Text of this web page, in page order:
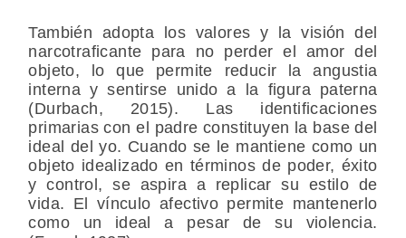
También adopta los valores y la visión del
narcotraficante para no perder el amor del
objeto, lo que permite reducir la angustia
interna y sentirse unido a la figura paterna
(Durbach, 2015). Las identificaciones
primarias con el padre constituyen la base del
ideal del yo. Cuando se le mantiene como un
objeto idealizado en términos de poder, éxito
y control, se aspira a replicar su estilo de
vida. El vínculo afectivo permite mantenerlo
como un ideal a pesar de su violencia.